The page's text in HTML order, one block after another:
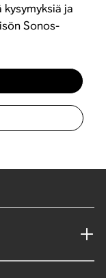
ja
Sonos-